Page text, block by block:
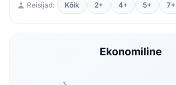
Reisijad: Kõik 2+ 4+ 5+ 7+
Ekonomiline